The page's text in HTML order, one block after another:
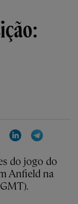
WhatsAppLinkedIn
Anfield na